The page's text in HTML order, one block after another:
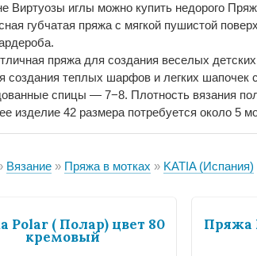
Виртуозы иглы можно купить недорого
губчатая пряжа с мягкой пушистой
пряжа для создания веселых
создания теплых шарфов и легких шапочек
спицы — 7−8. Плотность вязания
изделие 42 размера потребуется около 5
Вязание Пряжа в мотках KATIA (Испания)
Polar ( Полар) цвет 80
кремовый
Пряжа